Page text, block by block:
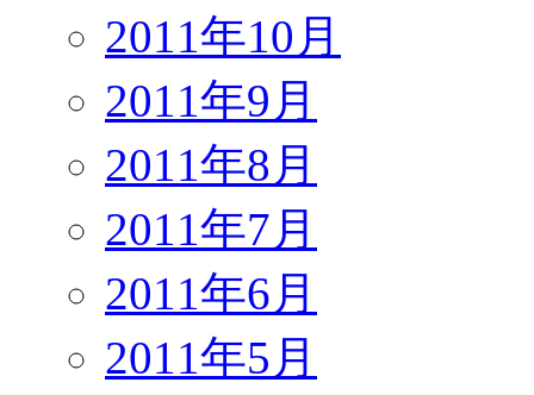
2011年10月
2011年9月
2011年8月
2011年7月
2011年6月
2011年5月